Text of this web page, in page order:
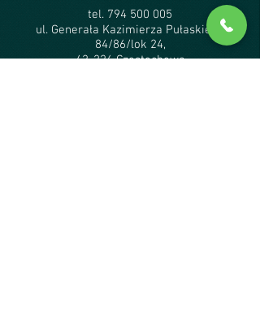
tel. 794 500 005
ul. Generała Kazimierza Pułaskiego
84/86/lok 24,
42-226 Częstochowa